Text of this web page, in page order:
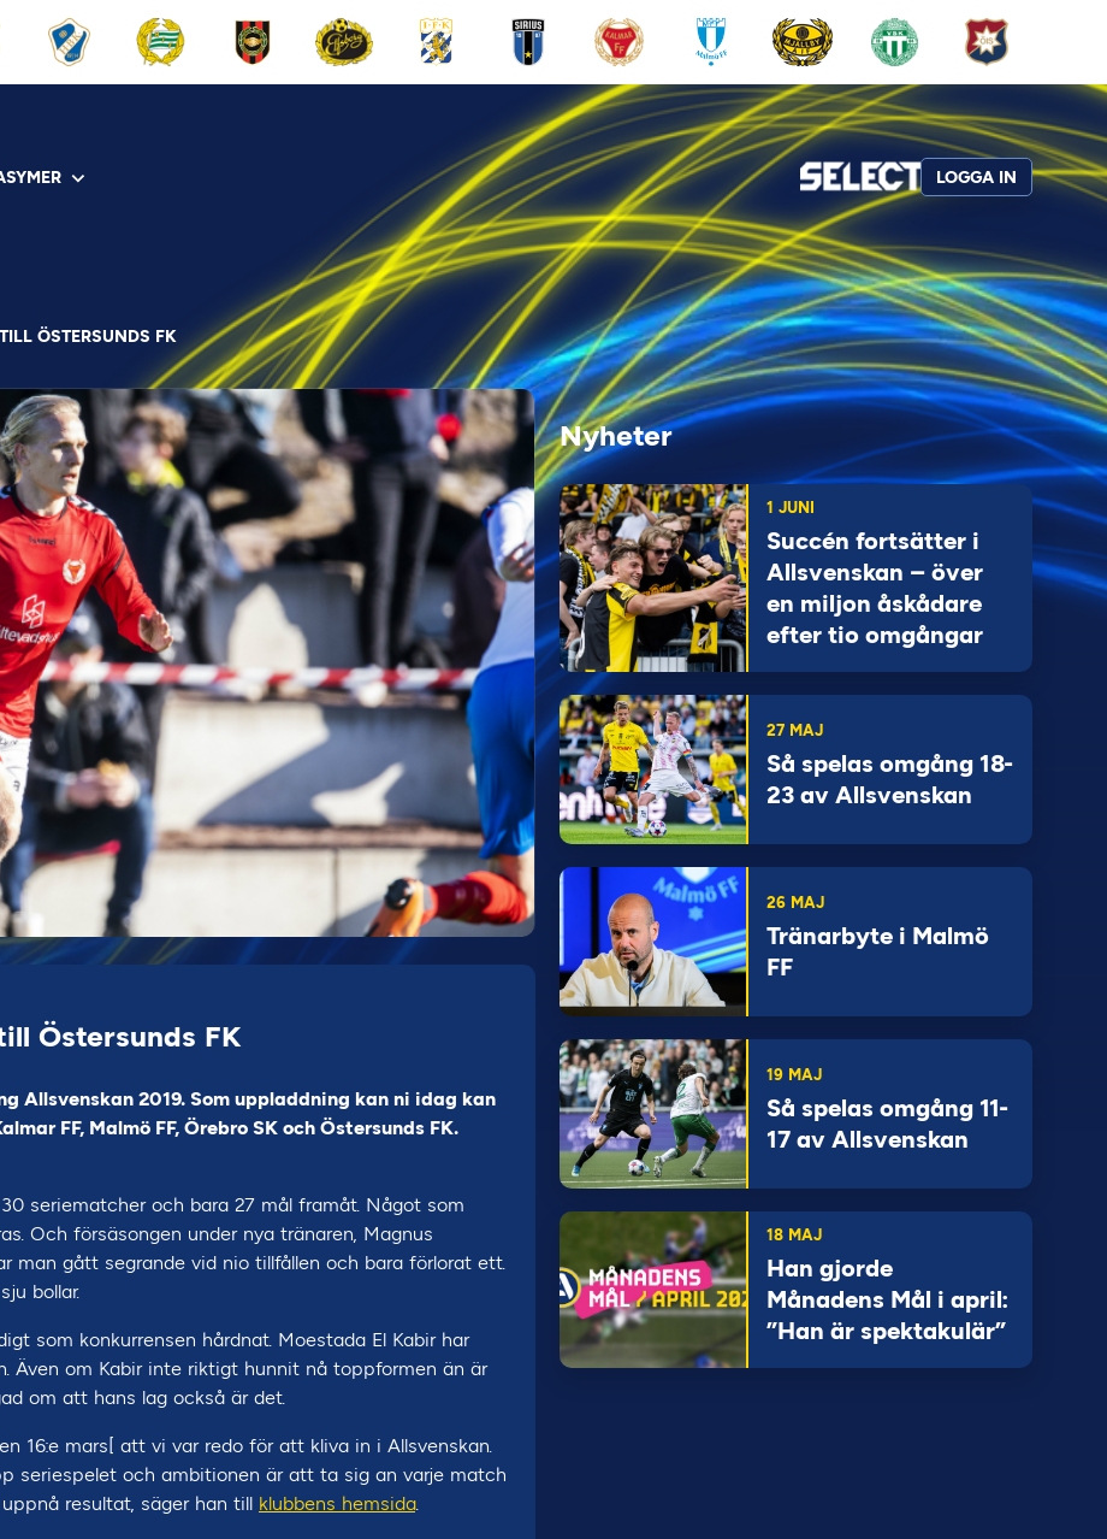
MER LOGGA IN
ÖSTERSUNDS FK
Östersunds FK
Allsvenskan 2019. Som uppladdning kan ni idag kan
FF, Malmö FF, Örebro SK och Östersunds FK.
seriematcher och bara 27 mål framåt. Något som
Och försäsongen under nya tränaren, Magnus
man gått segrande vid nio tillfållen och bara förlorat ett.
bollar.
som konkurrensen hårdnat. Moestada El Kabir har
Även om Kabir inte riktigt hunnit nå toppformen än är
om att hans lag också är det.
16:e mars[ att vi var redo för att kliva in i Allsvenskan.
seriespelet och ambitionen är att ta sig an varje match
resultat, säger han till klubbens hemsida.
Nyheter
1 JUNI
Succén fortsätter i
Allsvenskan – över
en miljon åskådare
efter tio omgångar
27 MAJ
Så spelas omgång 18-
23 av Allsvenskan
26 MAJ
Tränarbyte i Malmö
FF
19 MAJ
Så spelas omgång 11-
17 av Allsvenskan
18 MAJ
Han gjorde
Månadens Mål i april:
”Han är spektakulär”